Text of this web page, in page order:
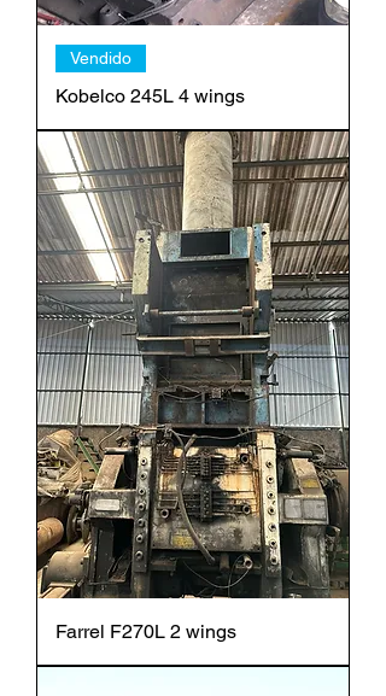
Vendido
Kobelco 245L 4 wings
Farrel F270L 2 wings